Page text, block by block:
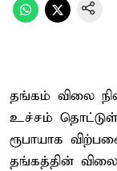
தங்கம் விலை
உச்சம்
ரூபாயாக
தங்கத்தின்